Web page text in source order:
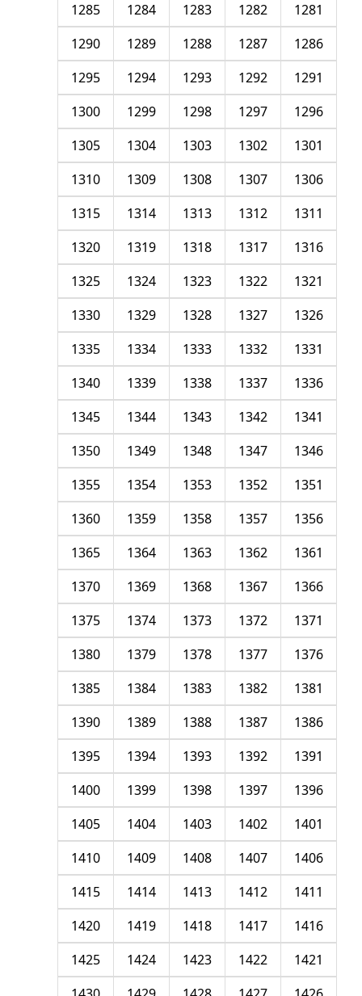
1281
1282
1283
1284
1285
1286
1287
1288
1289
1290
1291
1292
1293
1294
1295
1296
1297
1298
1299
1300
1301
1302
1303
1304
1305
1306
1307
1308
1309
1310
1311
1312
1313
1314
1315
1316
1317
1318
1319
1320
1321
1322
1323
1324
1325
1326
1327
1328
1329
1330
1331
1332
1333
1334
1335
1336
1337
1338
1339
1340
1341
1342
1343
1344
1345
1346
1347
1348
1349
1350
1351
1352
1353
1354
1355
1356
1357
1358
1359
1360
1361
1362
1363
1364
1365
1366
1367
1368
1369
1370
1371
1372
1373
1374
1375
1376
1377
1378
1379
1380
1381
1382
1383
1384
1385
1386
1387
1388
1389
1390
1391
1392
1393
1394
1395
1396
1397
1398
1399
1400
1401
1402
1403
1404
1405
1406
1407
1408
1409
1410
1411
1412
1413
1414
1415
1416
1417
1418
1419
1420
1421
1422
1423
1424
1425